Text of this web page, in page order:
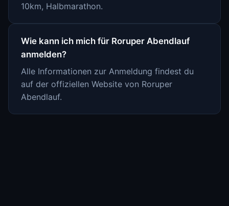
10km, Halbmarathon.
Wie kann ich mich für Roruper Abendlauf
anmelden?
Alle Informationen zur Anmeldung findest du
auf der offiziellen Website von Roruper
Abendlauf.